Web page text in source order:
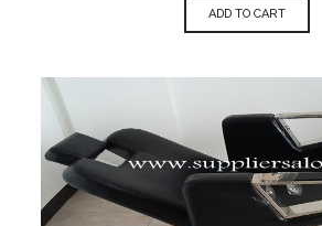
ADD TO CART